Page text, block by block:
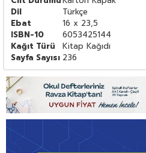
Dil
Türkçe
Ebat
16 x 23,5
ISBN-10
6053425144
Kağıt Türü
Kitap Kağıdı
Sayfa Sayısı 236